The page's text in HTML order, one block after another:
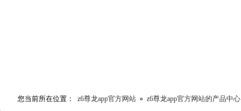
您当前所在位置： z6尊龙app官方网站 » z6尊龙app官方网站的产品中心